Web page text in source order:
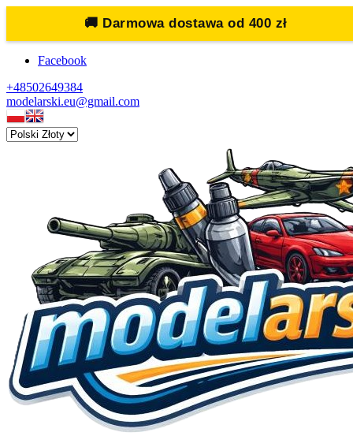
🚚 Darmowa dostawa od 400 zł
Facebook
+48502649384
modelarski.eu@gmail.com